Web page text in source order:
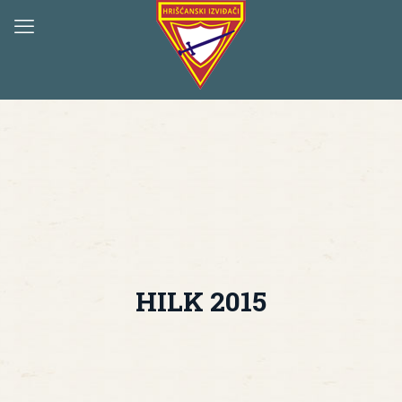
HILK 2015